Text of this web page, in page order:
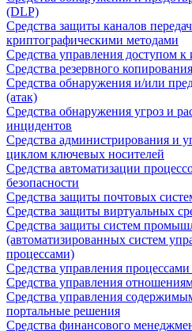
(DLP)
Средства защиты каналов
криптографическими методами
Средства управления доступом
Средства резервного копирования
Средства обнаружения и/или
(атак)
Средства обнаружения угроз и
инцидентов
Средства администрирования и
циклом ключевых носителей
Средства автоматизации
безопасности
Средства защиты почтовых
Средства защиты виртуальных
Средства защиты систем
(автоматизированных систем
процессами)
Средства управления
Средства управления
Средства управления
портальные решения
Средства финансового